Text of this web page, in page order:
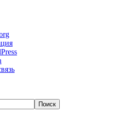
Поиск